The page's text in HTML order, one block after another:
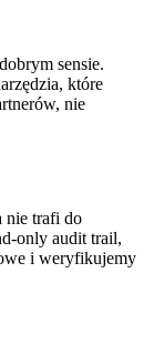
sensie.
które
nie
nie trafi do
only audit trail,
i weryfikujemy